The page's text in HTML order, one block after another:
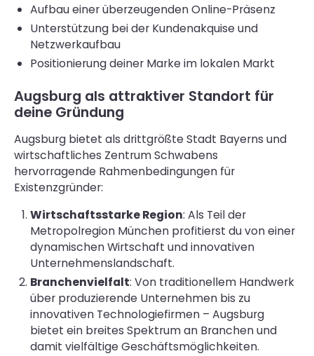
Aufbau einer überzeugenden Online-Präsenz
Unterstützung bei der Kundenakquise und
Netzwerkaufbau
Positionierung deiner Marke im lokalen Markt
Augsburg als attraktiver Standort für
deine Gründung
Augsburg bietet als drittgrößte Stadt Bayerns und
wirtschaftliches Zentrum Schwabens
hervorragende Rahmenbedingungen für
Existenzgründer:
Wirtschaftsstarke Region: Als Teil der
Metropolregion München profitierst du von einer
dynamischen Wirtschaft und innovativen
Unternehmenslandschaft.
Branchenvielfalt: Von traditionellem Handwerk
über produzierende Unternehmen bis zu
innovativen Technologiefirmen – Augsburg
bietet ein breites Spektrum an Branchen und
damit vielfältige Geschäftsmöglichkeiten.